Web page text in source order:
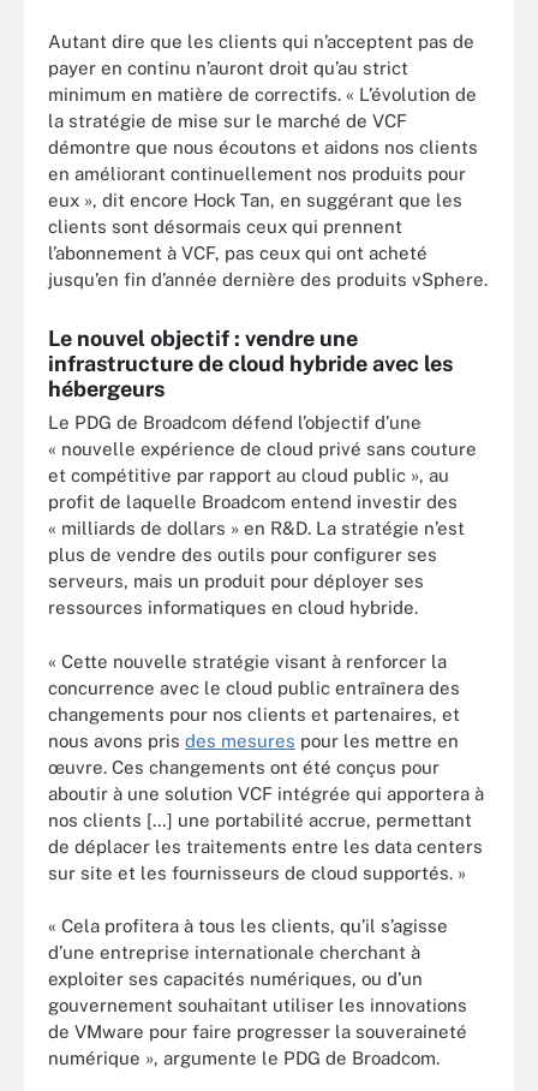
Autant dire que les clients qui n’acceptent pas de
payer en continu n’auront droit qu’au strict
minimum en matière de correctifs. « L’évolution de
la stratégie de mise sur le marché de VCF
démontre que nous écoutons et aidons nos clients
en améliorant continuellement nos produits pour
eux », dit encore Hock Tan, en suggérant que les
clients sont désormais ceux qui prennent
l’abonnement à VCF, pas ceux qui ont acheté
jusqu’en fin d’année dernière des produits vSphere.
Le nouvel objectif : vendre une
infrastructure de cloud hybride avec les
hébergeurs
Le PDG de Broadcom défend l’objectif d’une
« nouvelle expérience de cloud privé sans couture
et compétitive par rapport au cloud public », au
profit de laquelle Broadcom entend investir des
« milliards de dollars » en R&D. La stratégie n’est
plus de vendre des outils pour configurer ses
serveurs, mais un produit pour déployer ses
ressources informatiques en cloud hybride.
« Cette nouvelle stratégie visant à renforcer la
concurrence avec le cloud public entraînera des
changements pour nos clients et partenaires, et
nous avons pris des mesures pour les mettre en
œuvre. Ces changements ont été conçus pour
aboutir à une solution VCF intégrée qui apportera à
nos clients […] une portabilité accrue, permettant
de déplacer les traitements entre les data centers
sur site et les fournisseurs de cloud supportés. »
« Cela profitera à tous les clients, qu’il s’agisse
d’une entreprise internationale cherchant à
exploiter ses capacités numériques, ou d’un
gouvernement souhaitant utiliser les innovations
de VMware pour faire progresser la souveraineté
numérique », argumente le PDG de Broadcom.